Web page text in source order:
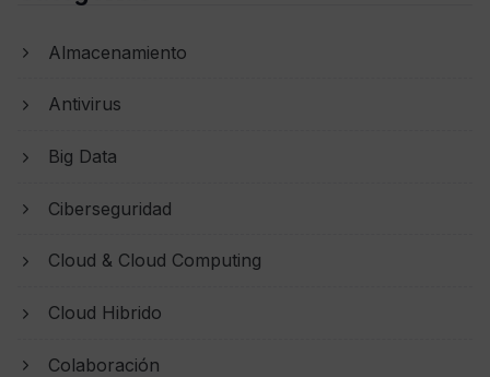
Almacenamiento
Antivirus
Big Data
Ciberseguridad
Cloud & Cloud Computing
Cloud Hibrido
Colaboración